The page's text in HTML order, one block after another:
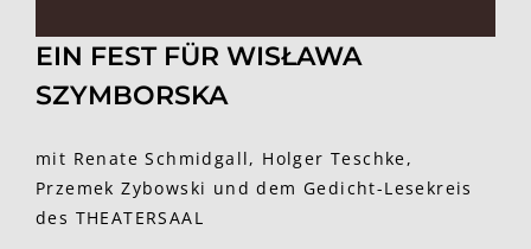
EIN FEST FÜR WISŁAWA
SZYMBORSKA
mit Renate Schmidgall, Holger Teschke,
Przemek Zybowski und dem Gedicht-Lesekreis
des THEATERSAAL